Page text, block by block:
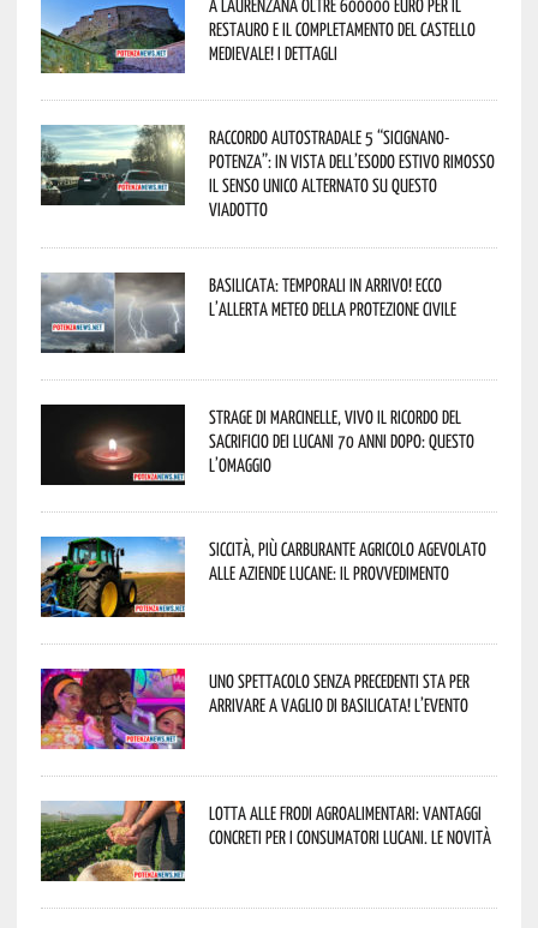
A Laurenzana oltre 600000 euro per il
restauro e il completamento del Castello
Medievale! I dettagli
Raccordo Autostradale 5 “Sicignano-
Potenza”: in vista dell’esodo estivo rimosso
il senso unico alternato su questo
viadotto
Basilicata: temporali in arrivo! Ecco
l’allerta meteo della Protezione civile
Strage di Marcinelle, vivo il ricordo del
sacrificio dei lucani 70 anni dopo: questo
l’omaggio
Siccità, più carburante agricolo agevolato
alle aziende lucane: il provvedimento
Uno spettacolo senza precedenti sta per
arrivare a Vaglio di Basilicata! L’evento
Lotta alle frodi agroalimentari: vantaggi
concreti per i consumatori lucani. Le novità